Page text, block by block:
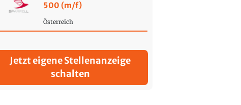
500 (m/f)
Österreich
Jetzt eigene Stellenanzeige
schalten